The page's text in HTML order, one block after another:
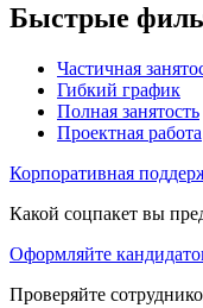
Быстрые
Частичная
Гибкий график
Полная занятость
Проектная работа
Корпоративная
Какой соцпакет вы
Оформляйте
Проверяйте